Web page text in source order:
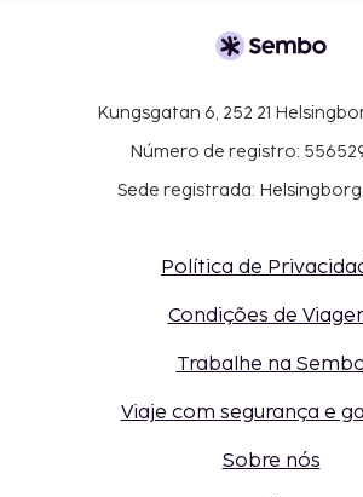
Kungsgatan 6, 252 21
Número de registro:
Sede registrada:
Política de
Condições de
Trabalhe na
Viaje com segurança e
Sobre nós